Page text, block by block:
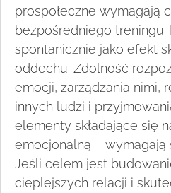
prospołeczne wymagają
bezpośredniego treningu.
spontanicznie jako efekt
oddechu. Zdolność
emocji, zarządzania nimi,
innych ludzi i
elementy składające się
emocjonalną – wymagają
Jeśli celem jest
cieplejszych relacji i